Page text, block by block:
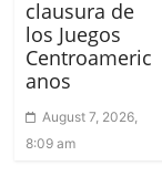
clausura de
los Juegos
Centroameric
anos
August 7, 2026,
8:09 am